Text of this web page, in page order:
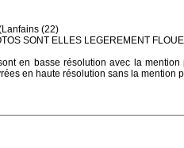
(22)
SONT ELLES LEGEREMENT
en basse résolution avec la
en haute résolution sans la mention